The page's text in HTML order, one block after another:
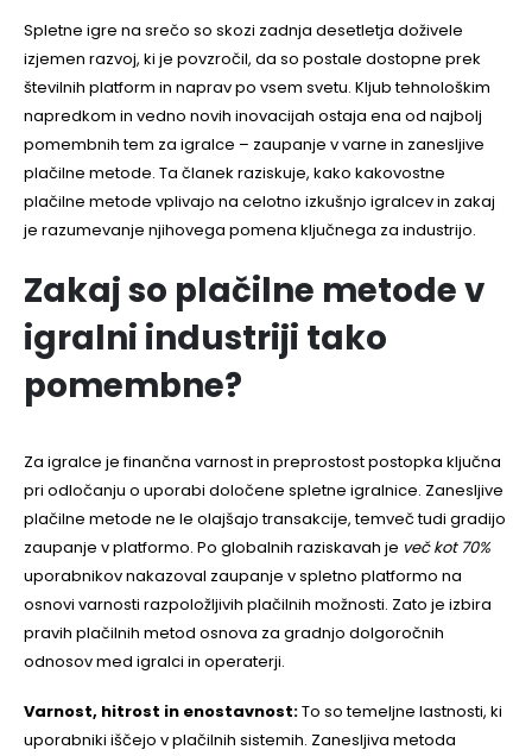
Spletne igre na srečo so skozi zadnja desetletja doživele
izjemen razvoj, ki je povzročil, da so postale dostopne prek
številnih platform in naprav po vsem svetu. Kljub tehnološkim
napredkom in vedno novih inovacijah ostaja ena od najbolj
pomembnih tem za igralce – zaupanje v varne in zanesljive
plačilne metode. Ta članek raziskuje, kako kakovostne
plačilne metode vplivajo na celotno izkušnjo igralcev in zakaj
je razumevanje njihovega pomena ključnega za industrijo.
Zakaj so plačilne metode v
igralni industriji tako
pomembne?
Za igralce je finančna varnost in preprostost postopka ključna
pri odločanju o uporabi določene spletne igralnice. Zanesljive
plačilne metode ne le olajšajo transakcije, temveč tudi gradijo
zaupanje v platformo. Po globalnih raziskavah je več kot 70%
uporabnikov nakazoval zaupanje v spletno platformo na
osnovi varnosti razpoložljivih plačilnih možnosti. Zato je izbira
pravih plačilnih metod osnova za gradnjo dolgoročnih
odnosov med igralci in operaterji.
Varnost, hitrost in enostavnost:To so temeljne lastnosti, ki
uporabniki iščejo v plačilnih sistemih. Zanesljiva metoda